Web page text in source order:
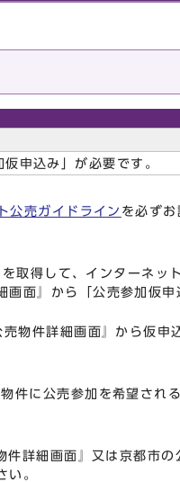
申込み」が必要です。
公売ガイドライン を必ずお
取得して、インターネッ
面』から「公売参加仮申
物件詳細画面』から仮申
件に公売参加を希望され
詳細画面』又は京都市の
い。